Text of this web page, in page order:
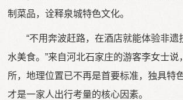
制菜品，诠释泉城特色文化。
“不用奔波赶路，在酒店就能体验非遗
水美食。”来自河北石家庄的游客李女士说
所，地理位置已不再是首要标准，独具特
才是一家人出行考量的核心因素。